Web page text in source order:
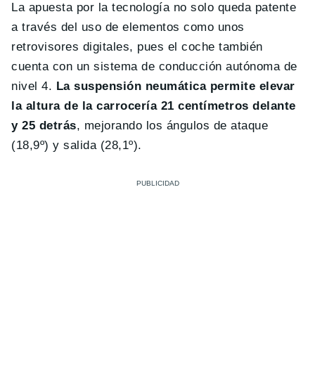
La apuesta por la tecnología no solo queda patente
a través del uso de elementos como unos
retrovisores digitales, pues el coche también
cuenta con un sistema de conducción autónoma de
nivel 4. La suspensión neumática permite elevar
la altura de la carrocería 21 centímetros delante
y 25 detrás, mejorando los ángulos de ataque
(18,9º) y salida (28,1º).